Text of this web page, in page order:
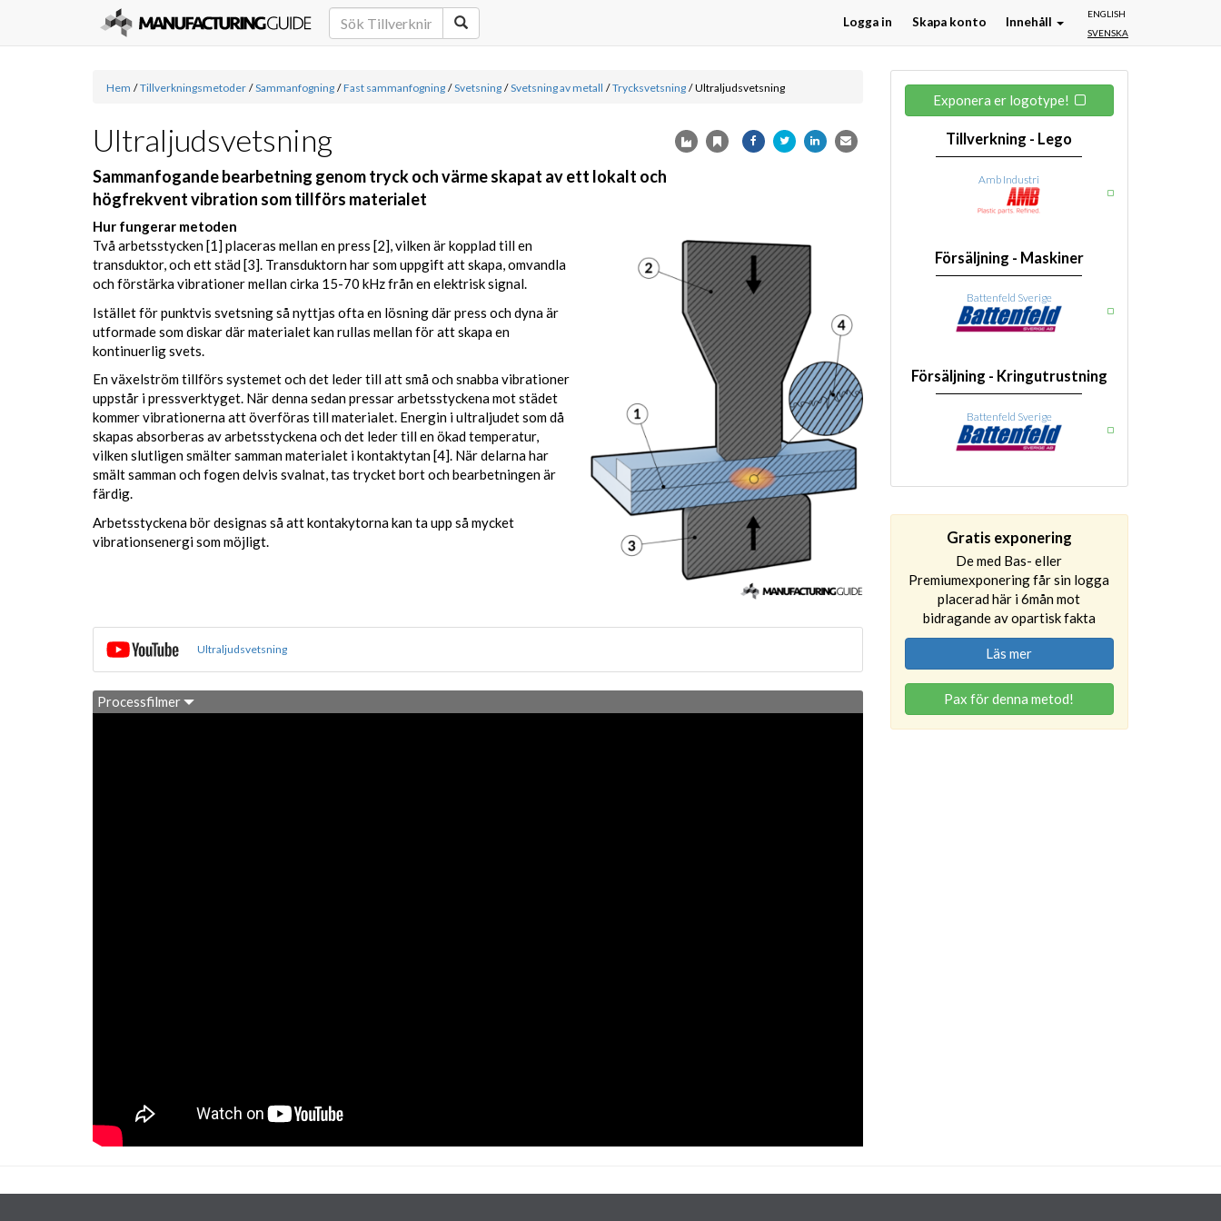
ENGLISH
SVENSKA
Logga in Skapa konto Innehåll
Hem / Tillverkningsmetoder / Sammanfogning / Fast sammanfogning / Svetsning / Svetsning av metall / Trycksvetsning / Ultraljudsvetsning
Ultraljudsvetsning
Sammanfogande bearbetning genom tryck och värme skapat av ett lokalt och
högfrekvent vibration som tillförs materialet
Hur fungerar metoden
Två arbetsstycken [1] placeras mellan en press [2], vilken är kopplad till en
transduktor, och ett städ [3]. Transduktorn har som uppgift att skapa, omvandla
och förstärka vibrationer mellan cirka 15-70 kHz från en elektrisk signal.
Istället för punktvis svetsning så nyttjas ofta en lösning där press och dyna är
utformade som diskar där materialet kan rullas mellan för att skapa en
kontinuerlig svets.
En växelström tillförs systemet och det leder till att små och snabba vibrationer
uppstår i pressverktyget. När denna sedan pressar arbetsstyckena mot städet
kommer vibrationerna att överföras till materialet. Energin i ultraljudet som då
skapas absorberas av arbetsstyckena och det leder till en ökad temperatur,
vilken slutligen smälter samman materialet i kontaktytan [4]. När delarna har
smält samman och fogen delvis svalnat, tas trycket bort och bearbetningen är
färdig.
Arbetsstyckena bör designas så att kontakytorna kan ta upp så mycket
vibrationsenergi som möjligt.
Ultraljudsvetsning
Processfilmer
Exponera er logotype!
Tillverkning - Lego
Amb Industri
Försäljning - Maskiner
Battenfeld Sverige
Försäljning - Kringutrustning
Battenfeld Sverige
Gratis exponering
De med Bas- eller
Premiumexponering får sin logga
placerad här i 6mån mot
bidragande av opartisk fakta
Läs mer
Pax för denna metod!